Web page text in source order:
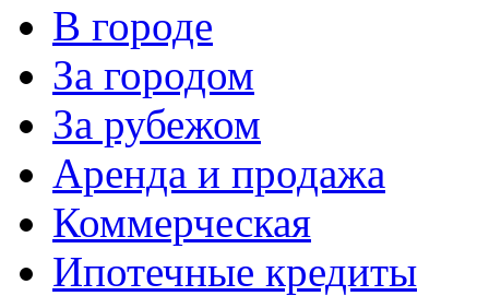
В городе
За городом
За рубежом
Аренда и продажа
Коммерческая
Ипотечные кредиты